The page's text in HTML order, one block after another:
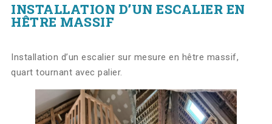
INSTALLATION D’UN ESCALIER EN
HÊTRE MASSIF
Installation d’un escalier sur mesure en hêtre massif,
quart tournant avec palier.